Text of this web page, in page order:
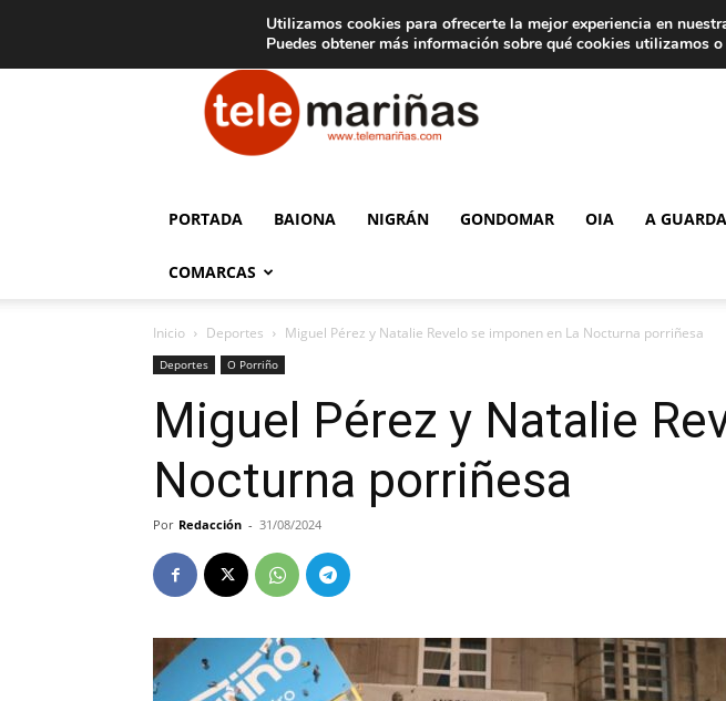
Aviso legal Tarifas de publicidad
Telemariñas
PORTADA BAIONA NIGRÁN GONDOMAR OIA A GUARDA
COMARCAS
Inicio Deportes Miguel Pérez y Natalie Revelo se imponen en La Nocturna porriñesa
Deportes O Porriño
Miguel Pérez y Natalie
Nocturna porriñesa
Por Redacción - 31/08/2024
Utilizamos cookies para ofrecerte la mejor experiencia en
Puedes obtener más información sobre qué cookies utilizamos